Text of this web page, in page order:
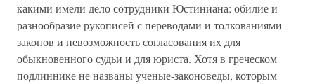
какими имели дело сотрудники Юстиниана: обилие и
разнообразие рукописей с переводами и толкованиями
законов и невозможность согласования их для
обыкновенного судьи и для юриста. Хотя в греческом
подлиннике не названы ученые-законоведы, которым